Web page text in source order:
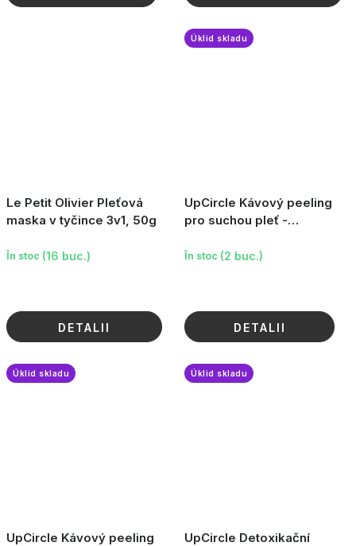
Le Petit Olivier Pleťová
maska v tyčince 3v1, 50g
În stoc (16 buc.)
DETALII
UpCircle Kávový peeling
pro suchou pleť -
Úklid skladu
În stoc (2 buc.)
DETALII
UpCircle Kávový peeling
Úklid skladu
UpCircle Detoxikační
Úklid skladu